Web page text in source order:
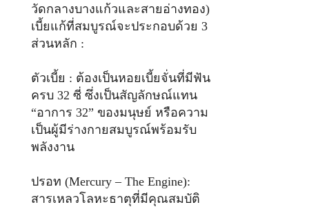
วัดกลางบางแก้วและสายอ่างทอง)
เบี้ยแก้ที่สมบูรณ์จะประกอบด้วย 3
ส่วนหลัก :
ตัวเบี้ย : ต้องเป็นหอยเบี้ยจั่นที่มีฟัน
ครบ 32 ซี่ ซึ่งเป็นสัญลักษณ์แทน
“อาการ 32” ของมนุษย์ หรือความ
เป็นผู้มีร่างกายสมบูรณ์พร้อมรับ
พลังงาน
ปรอท (Mercury – The Engine):
สารเหลวโลหะธาตุที่มีคุณสมบัติ